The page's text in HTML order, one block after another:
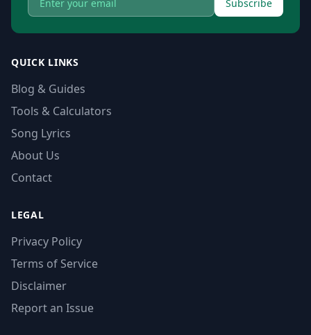
Subscribe
QUICK LINKS
Blog & Guides
Tools & Calculators
Song Lyrics
About Us
Contact
LEGAL
Privacy Policy
Terms of Service
Disclaimer
Report an Issue